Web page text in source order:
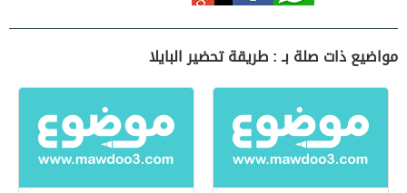
مواضيع ذات صلة بـ : طريقة تحضير البايلا